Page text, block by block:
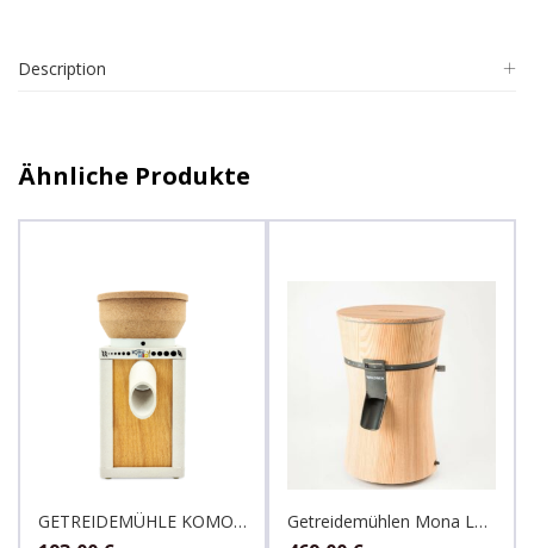
Description
Ähnliche Produkte
GETREIDEMÜHLE KOMOMIO ECO, Komo Getreidemühlen Mona Lärche, Waldner